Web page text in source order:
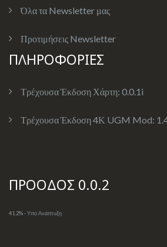
Όλα τα Newsletter μας
Προτιμήσεις Newsletter
ΠΛΗΡΟΦΟΡΙΕΣ
Τρέχουσα Έκδοση Χάρτη: 0.0.1i
Τρέχουσα Έκδοση 4Κ UGM Mod:
ΠΡΟΟΔΟΣ 0.0.2
41.2% - Υπό Ανάπτυξη